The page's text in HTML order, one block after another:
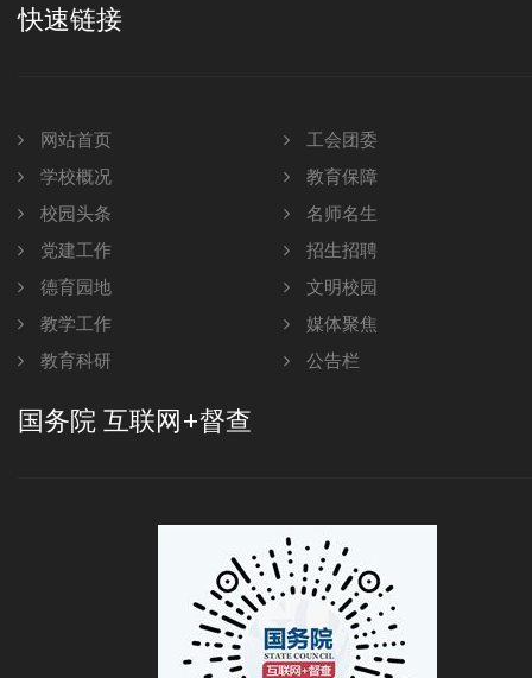
快速链接
网站首页
学校概况
校园头条
党建工作
德育园地
教学工作
教育科研
工会团委
教育保障
名师名生
招生招聘
文明校园
媒体聚焦
公告栏
国务院 互联网+督查